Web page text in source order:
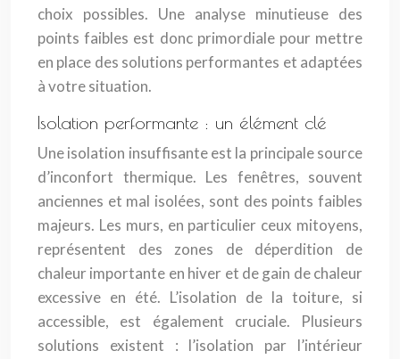
choix possibles. Une analyse minutieuse des
points faibles est donc primordiale pour mettre
en place des solutions performantes et adaptées
à votre situation.
Isolation performante : un élément clé
Une isolation insuffisante est la principale source
d’inconfort thermique. Les fenêtres, souvent
anciennes et mal isolées, sont des points faibles
majeurs. Les murs, en particulier ceux mitoyens,
représentent des zones de déperdition de
chaleur importante en hiver et de gain de chaleur
excessive en été. L’isolation de la toiture, si
accessible, est également cruciale. Plusieurs
solutions existent : l’isolation par l’intérieur